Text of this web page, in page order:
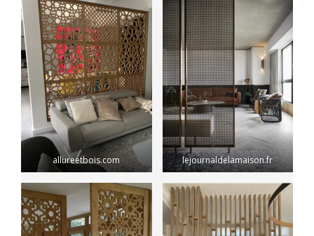
allureetbois.com lejournaldelamaison.fr